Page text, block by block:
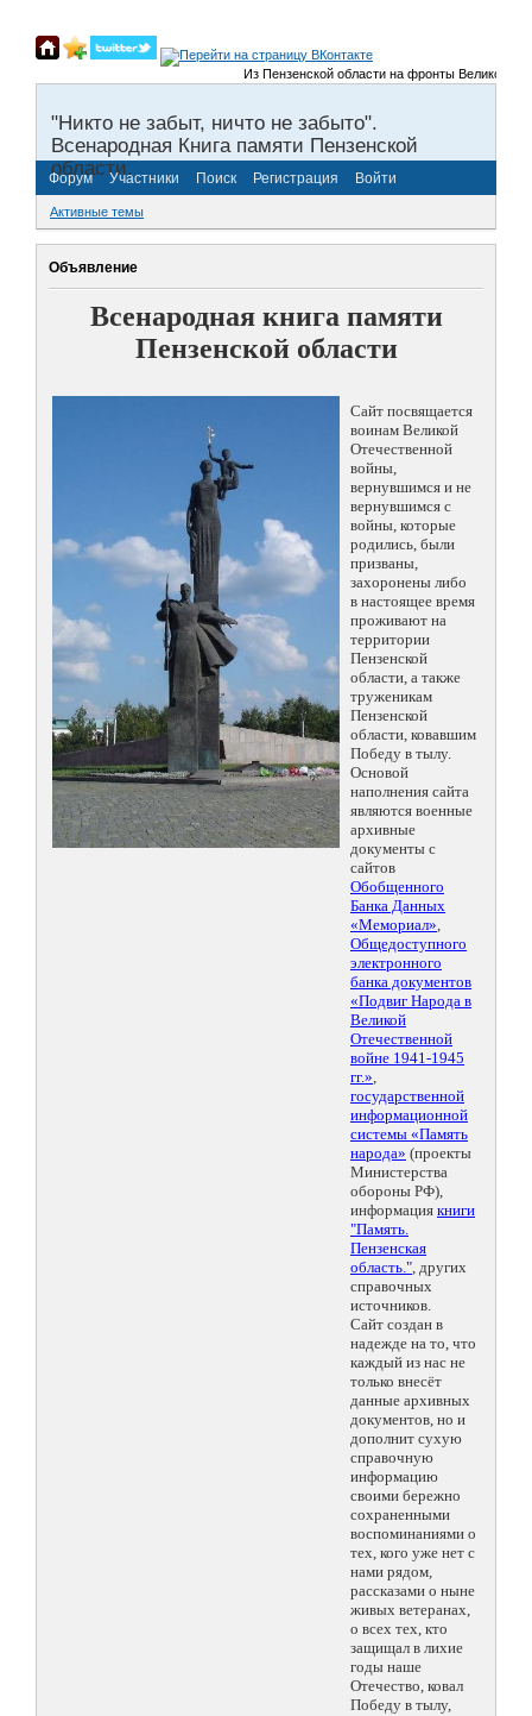
Из Пензенской области на фронты Великой
"Никто не забыт, ничто не забыто".
Всенародная Книга памяти Пензенской
области.
Форум Участники Поиск Регистрация Войти
Активные темы
Объявление
Всенародная книга памяти
Пензенской области
Сайт посвящается
воинам Великой
Отечественной
войны,
вернувшимся и не
вернувшимся с
войны, которые
родились, были
призваны,
захоронены либо
в настоящее время
проживают на
территории
Пензенской
области, а также
труженикам
Пензенской
области, ковавшим
Победу в тылу.
Основой
наполнения сайта
являются военные
архивные
документы с
сайтов
Обобщенного
Банка Данных
«Мемориал»,
Общедоступного
электронного
банка документов
«Подвиг Народа в
Великой
Отечественной
войне 1941-1945
гг.»,
государственной
информационной
системы «Память
народа» (проекты
Министерства
обороны РФ),
информация книги
"Память.
Пензенская
область.", других
справочных
источников.
Сайт создан в
надежде на то, что
каждый из нас не
только внесёт
данные архивных
документов, но и
дополнит сухую
справочную
информацию
своими бережно
сохраненными
воспоминаниями о
тех, кого уже нет с
нами рядом,
рассказами о ныне
живых ветеранах,
о всех тех, кто
защищал в лихие
годы наше
Отечество, ковал
Победу в тылу,